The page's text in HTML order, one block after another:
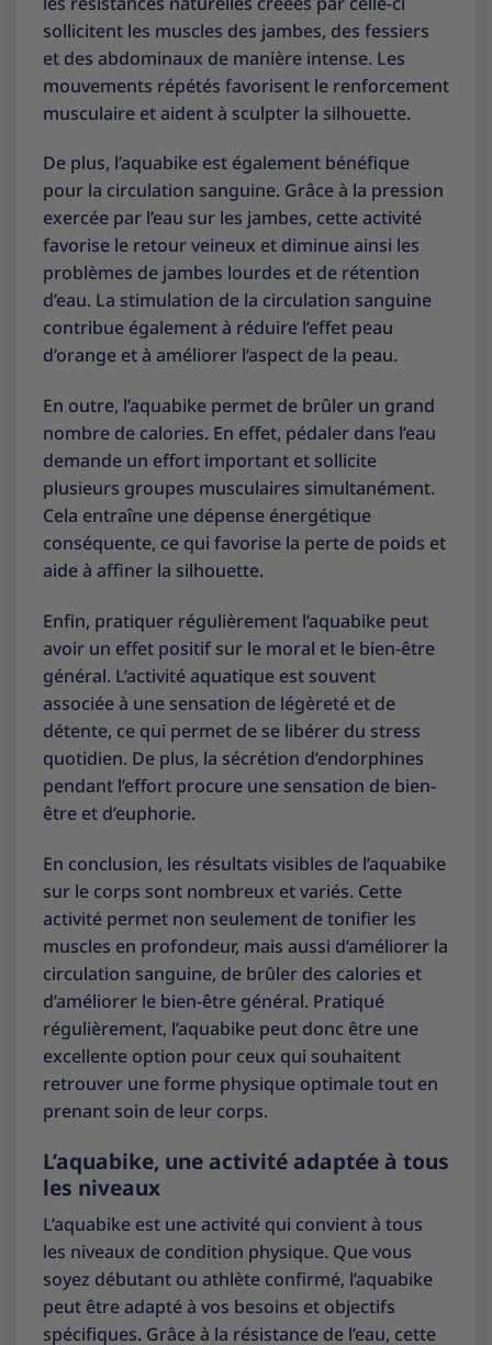
sollicitent les muscles des jambes, des fessiers
et des abdominaux de manière intense. Les
mouvements répétés favorisent le renforcement
musculaire et aident à sculpter la silhouette.
De plus, l’aquabike est également bénéfique
pour la circulation sanguine. Grâce à la pression
exercée par l’eau sur les jambes, cette activité
favorise le retour veineux et diminue ainsi les
problèmes de jambes lourdes et de rétention
d’eau. La stimulation de la circulation sanguine
contribue également à réduire l’effet peau
d’orange et à améliorer l’aspect de la peau.
En outre, l’aquabike permet de brûler un grand
nombre de calories. En effet, pédaler dans l’eau
demande un effort important et sollicite
plusieurs groupes musculaires simultanément.
Cela entraîne une dépense énergétique
conséquente, ce qui favorise la perte de poids et
aide à affiner la silhouette.
Enfin, pratiquer régulièrement l’aquabike peut
avoir un effet positif sur le moral et le bien-être
général. L’activité aquatique est souvent
associée à une sensation de légèreté et de
détente, ce qui permet de se libérer du stress
quotidien. De plus, la sécrétion d’endorphines
pendant l’effort procure une sensation de bien-
être et d’euphorie.
En conclusion, les résultats visibles de l’aquabike
sur le corps sont nombreux et variés. Cette
activité permet non seulement de tonifier les
muscles en profondeur, mais aussi d’améliorer la
circulation sanguine, de brûler des calories et
d’améliorer le bien-être général. Pratiqué
régulièrement, l’aquabike peut donc être une
excellente option pour ceux qui souhaitent
retrouver une forme physique optimale tout en
prenant soin de leur corps.
L’aquabike, une activité adaptée à tous
les niveaux
L’aquabike est une activité qui convient à tous
les niveaux de condition physique. Que vous
soyez débutant ou athlète confirmé, l’aquabike
peut être adapté à vos besoins et objectifs
spécifiques. Grâce à la résistance de l’eau, cette